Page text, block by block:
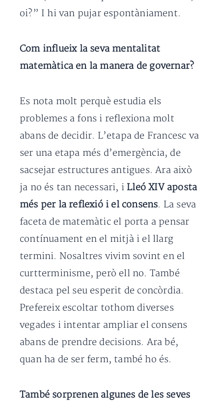
oi?” I hi van pujar espontàniament.
Com influeix la seva mentalitat
matemàtica en la manera de governar?
Es nota molt perquè estudia els
problemes a fons i reflexiona molt
abans de decidir. L’etapa de Francesc va
ser una etapa més d’emergència, de
sacsejar estructures antigues. Ara això
ja no és tan necessari, i Lleó XIV aposta
més per la reflexió i el consens. La seva
faceta de matemàtic el porta a pensar
contínuament en el mitjà i el llarg
termini. Nosaltres vivim sovint en el
curtterminisme, però ell no. També
destaca pel seu esperit de concòrdia.
Prefereix escoltar tothom diverses
vegades i intentar ampliar el consens
abans de prendre decisions. Ara bé,
quan ha de ser ferm, també ho és.
També sorprenen algunes de les seves